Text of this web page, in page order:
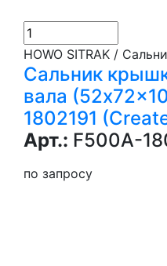
HOWO SITRAK /
Сальник
вала
1802191
Арт.: F500A-
по запросу